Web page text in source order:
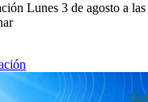
Lunes 3 de agosto a las